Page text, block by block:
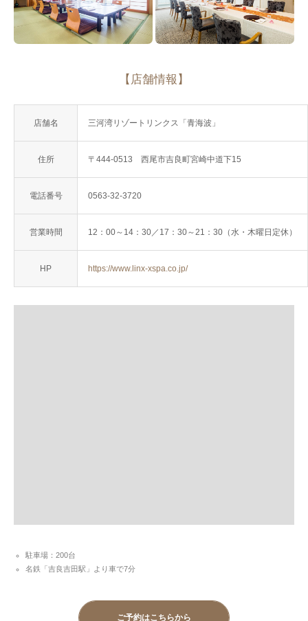
【店舗情報】
店舗名 三河湾リゾートリンクス「青海波」
住所 〒444-0513 西尾市吉良町宮崎中道下15
電話番号 0563-32-3720
営業時間 12：00～14：30／17：30～21：30 （水・木曜日定休）
HP https://www.linx-xspa.co.jp/
駐車場：200台
名鉄「吉良吉田駅」より車で7分
ご予約はこちらから